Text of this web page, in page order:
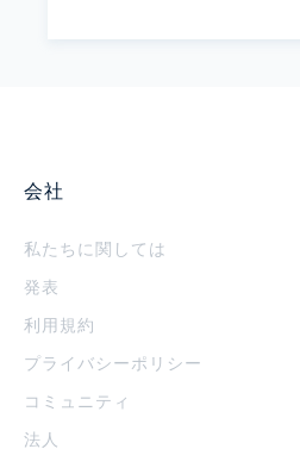
会社
私たちに関しては
発表
利用規約
プライバシーポリシー
コミュニティ
法人